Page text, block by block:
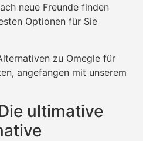
neue Freunde finden
Optionen für Sie
zu Omegle für
angefangen mit unserem
ultimative